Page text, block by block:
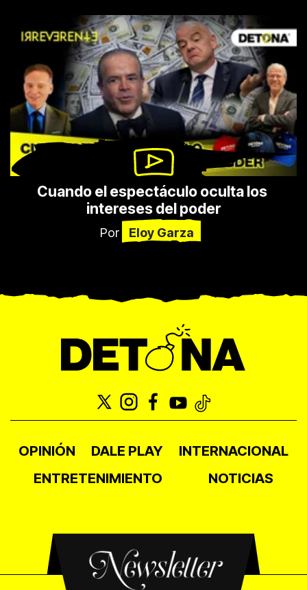
Cuando el espectáculo oculta los
intereses del poder
Por Eloy Garza
OPINIÓN DALE PLAY
INTERNACIONAL
ENTRETENIMIENTO
NOTICIAS
Newsletter